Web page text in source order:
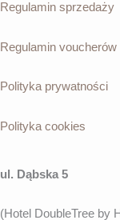
Regulamin sprzedaży
Regulamin voucherów
Polityka prywatności
Polityka cookies
ul. Dąbska 5
(Hotel DoubleTree by